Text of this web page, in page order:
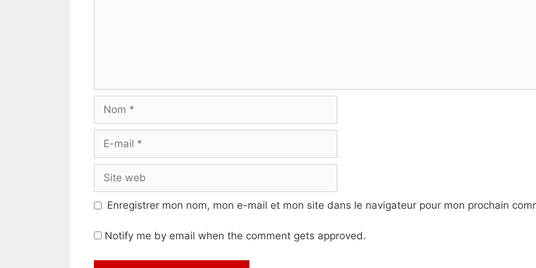
Nom
Site
web
Enregistrer mon nom, mon e-mail et mon site dans le navigateur pour mon prochain
Notify me by email when the comment gets approved.